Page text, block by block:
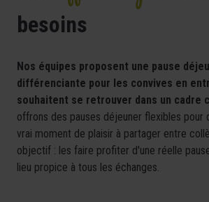
besoins
Nos équipes proposent une pause
différenciante pour les convives en
souhaitent se retrouver dans un cadre
offrons des pauses déjeuner flexibles pour
vrai moment de plaisir à partager entre
objectif : les faire profiter d'une réelle
lieu propice à tous les échanges.